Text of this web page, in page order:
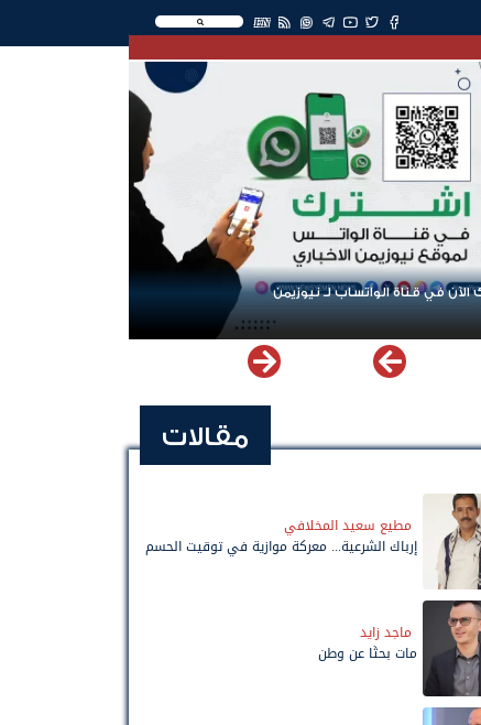
EN
الآن في قناة الواتساب لـ نيوزيمن
مقالات
مطيع سعيد المخلافي
إرباك الشرعية... معركة موازية في توقيت الحسم
ماجد زايد
مات بحثًا عن وطن